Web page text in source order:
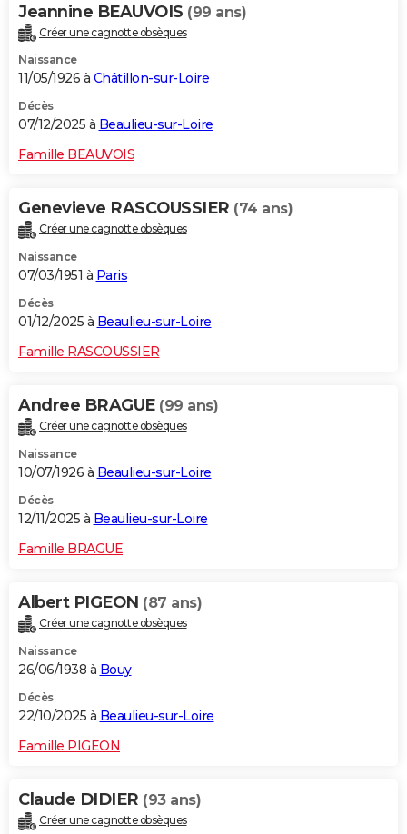
Jeannine BEAUVOIS (99 ans)
Créer une cagnotte obsèques
Naissance
11/05/1926 à Châtillon-sur-Loire
Décès
07/12/2025 à Beaulieu-sur-Loire
Famille BEAUVOIS
Genevieve RASCOUSSIER (74 ans)
Créer une cagnotte obsèques
Naissance
07/03/1951 à Paris
Décès
01/12/2025 à Beaulieu-sur-Loire
Famille RASCOUSSIER
Andree BRAGUE (99 ans)
Créer une cagnotte obsèques
Naissance
10/07/1926 à Beaulieu-sur-Loire
Décès
12/11/2025 à Beaulieu-sur-Loire
Famille BRAGUE
Albert PIGEON (87 ans)
Créer une cagnotte obsèques
Naissance
26/06/1938 à Bouy
Décès
22/10/2025 à Beaulieu-sur-Loire
Famille PIGEON
Claude DIDIER (93 ans)
Créer une cagnotte obsèques